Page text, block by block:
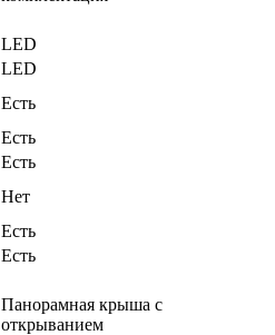
LED
LED
Есть
Есть
Есть
Нет
Есть
Есть
Панорамная крыша с
открыванием